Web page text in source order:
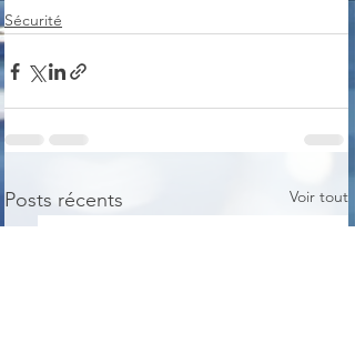
Sécurité
Posts récents Voir tout